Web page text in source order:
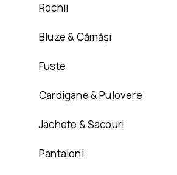
Rochii
Bluze & Cămăși
Fuste
Cardigane & Pulovere
Jachete & Sacouri
Pantaloni